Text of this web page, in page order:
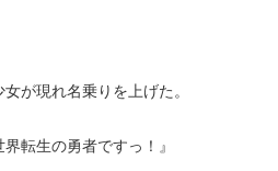
が現れ名乗りを上げた。
転生の勇者ですっ！』